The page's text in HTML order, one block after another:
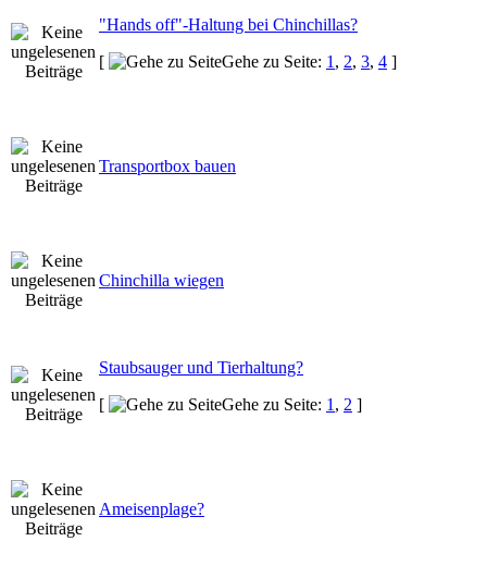
"Hands off"-Haltung bei Chinchillas?
[
Gehe zu Seite: 1 , 2, 3, 4 ]
Transportbox bauen
Chinchilla wiegen
Staubsauger und Tierhaltung?
[
Gehe zu Seite: 1 , 2 ]
Ameisenplage?